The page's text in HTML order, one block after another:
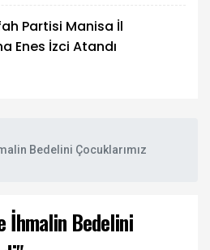
Partisi Manisa İl
Enes İzci Atandı
Bedelini Çocuklarımız
İhmalin Bedelini